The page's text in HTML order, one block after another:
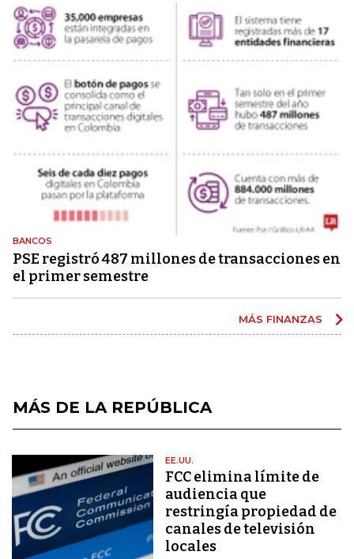
BANCOS
PSE registró 487 millones de transacciones en
el primer semestre
MÁS FINANZAS
MÁS DE LA REPÚBLICA
EE.UU.
FCC elimina límite de
audiencia que
restringía propiedad de
canales de televisión
locales